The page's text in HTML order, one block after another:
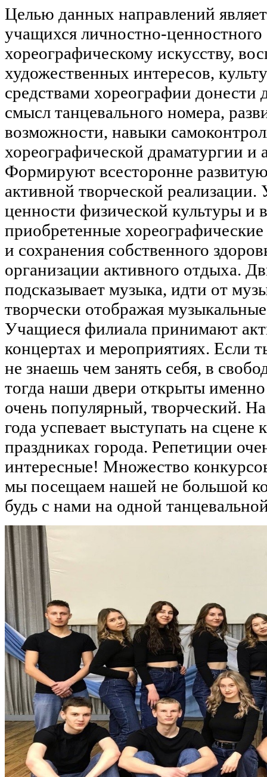
Целью данных направлений
учащихся личностно-
хореографическому искусству,
художественных интересов,
средствами хореографии донести
смысл танцевального номера,
возможности, навыки
хореографической драматургии и
Формируют всесторонне
активной творческой реализации.
ценности физической культуры и
приобретенные
и сохранения собственного
организации активного отдыха.
подсказывает музыка, идти от
творчески отображая
Учащиеся филиала принимают
концертах и мероприятиях.
не знаешь чем занять себя, в
тогда наши двери открыты именно
очень популярный, творческий.
года успевает выступать на сцене
праздниках города. Репетиции
интересные! Множество
мы посещаем нашей не большой
будь с нами на одной